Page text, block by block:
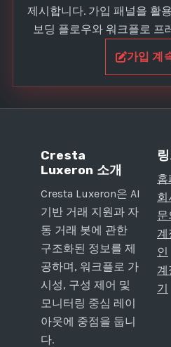
제시합니다. 가입 패널을 활
보딩 플로우와 워크플로 프
가입 계
Cresta
Luxeron 소개
Cresta Luxeron은 AI
기반 거래 지원과 자
동 거래 봇에 관한
구조화된 정보를 제
공하며, 워크플로 가
시성, 구성 제어 및
모니터링 중심 레이
아웃에 중점을 둡니
다.
홈
회
문
계
인
계
기